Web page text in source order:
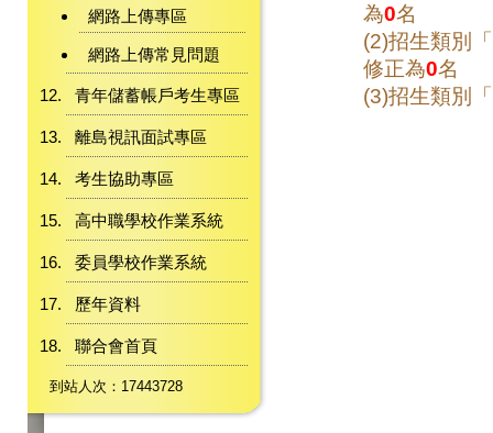
網路上傳專區
網路上傳常見問題
青年儲蓄帳戶考生專區
離島視訊面試專區
考生協助專區
高中職學校作業系統
委員學校作業系統
歷年資料
聯合會首頁
到站人次：17443728
為0名
(2)招生類別「
修正為0名
(3)招生類別「